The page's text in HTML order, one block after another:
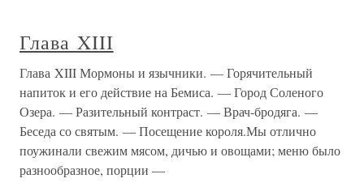
Глава XIII
Глава XIII Мормоны и язычники. — Горячительный
напиток и его действие на Бемиса. — Город Соленого
Озера. — Разительный контраст. — Врач-бродяга. —
Беседа со святым. — Посещение короля.Мы отлично
поужинали свежим мясом, дичью и овощами; меню было
разнообразное, порции —